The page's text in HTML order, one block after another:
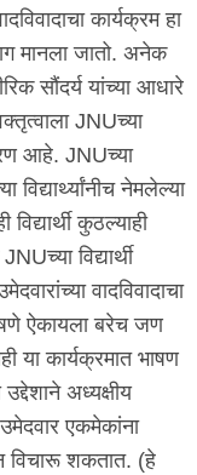
कार्यक्रम हा
मानला जातो. अनेक
सौंदर्य यांच्या आधारे
JNUच्या
आहे. JNUच्या
विद्यार्थ्यांनीच नेमलेल्या
कुठल्याही
विद्यार्थी
वादविवादाचा
ऐकायला बरेच जण
कार्यक्रमात भाषण
अध्यक्षीय
एकमेकांना
विचारू शकतात. (हे